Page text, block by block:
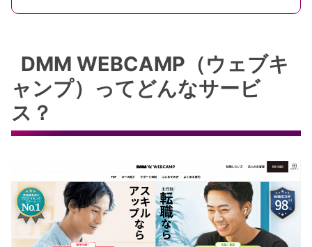
DMM WEBCAMP（ウェブキ
ャンプ）ってどんなサービ
ス？